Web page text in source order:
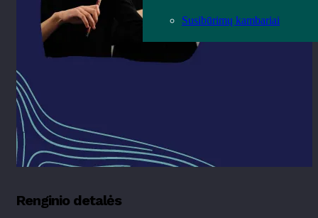
Susibūrimų kambariai
Renginio detalės